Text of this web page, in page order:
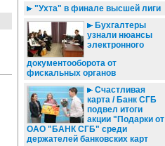
"Ухта" в финале высшей лиги
Бухгалтеры
узнали нюансы
электронного
документооборота от
фискальных органов
Счастливая
карта / Банк СГБ
подвел итоги
акции "Подарки от
ОАО "БАНК СГБ" среди
держателей банковских карт